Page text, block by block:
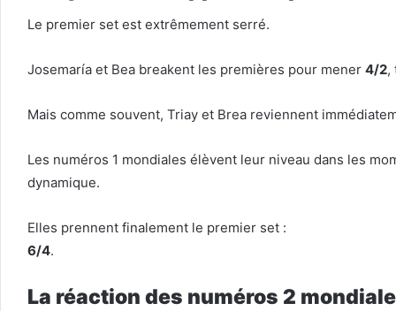
Le premier set est extrêmement serré.
Josemaría et Bea breakent les premières pour mener 4/2,
Mais comme souvent, Triay et Brea reviennent
Les numéros 1 mondiales élèvent leur niveau dans les
dynamique.
Elles prennent finalement le premier set :
6/4.
La réaction des numéros 2